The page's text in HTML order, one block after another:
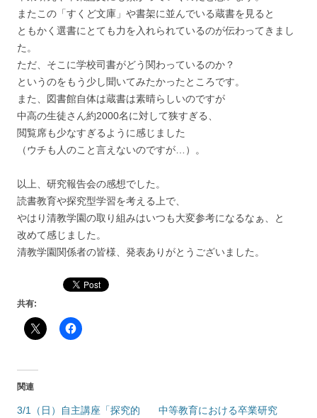
またこの「すくど文庫」や書架に並んでいる蔵書を見ると
ともかく選書にとても力を入れられているのが伝わってきまし
た。
ただ、そこに学校司書がどう関わっているのか？
というのをもう少し聞いてみたかったところです。
また、図書館自体は蔵書は素晴らしいのですが
中高の生徒さん約2000名に対して狭すぎる、
閲覧席も少なすぎるように感じました
（ウチも人のこと言えないのですが…）。
以上、研究報告会の感想でした。
読書教育や探究型学習を考える上で、
やはり清教学園の取り組みはいつも大変参考になるなぁ、と
改めて感じました。
清教学園関係者の皆様、発表ありがとうございました。
共有:
関連
3/1（日）自主講座「探究的
中等教育における卒業研究